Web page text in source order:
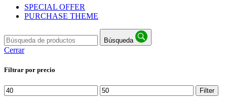
SPECIAL OFFER
PURCHASE THEME
Búsqueda
Cerrar
Filtrar por precio
Min
price
Max
price
Filter